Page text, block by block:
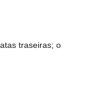
traseiras; o